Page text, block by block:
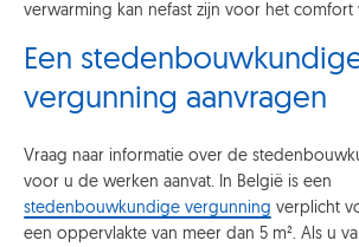
verwarming kan nefast zijn voor het comfort
Een
vergunning aanvragen
Vraag naar informatie over de
voor u de werken aanvat. In België is een
stedenbouwkundige vergunning verplicht
een oppervlakte van meer dan 5 m². Als u